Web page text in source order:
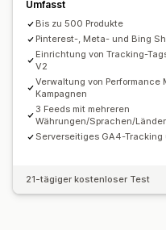
Geplante Synchronisierung
Produktauswahl
Inventar-Support
GTIN-
Conversion-Tracking
Leistungsüberwachung
Umfasst
Bis zu 500 Produkte
Pinterest-, Meta- und Bing
Einrichtung von Tracking-
V2
Verwaltung von Performance
Kampagnen
3 Feeds mit mehreren
Währungen/Sprachen/
Serverseitiges GA4-Tracking
21-tägiger kostenloser Test